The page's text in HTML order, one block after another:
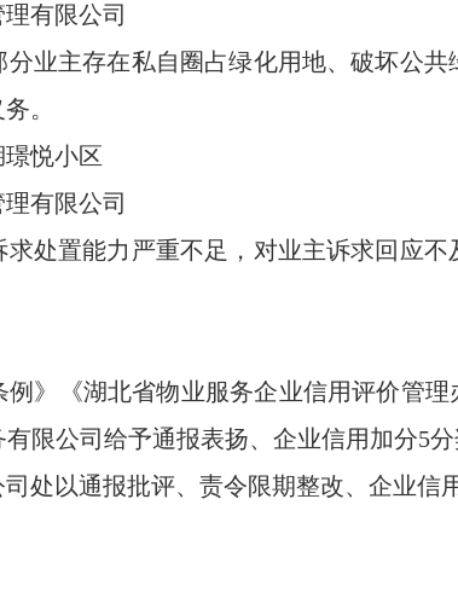
有限公司
分业主存在私自圈占绿化用地、破坏公
。
璟悦小区
有限公司
求处置能力严重不足，对业主诉求回应
》《湖北省物业服务企业信用评价管
限公司给予通报表扬、企业信用加分5
处以通报批评、责令限期整改、企业信